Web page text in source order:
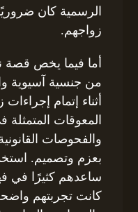
الرسمية كان
زواجهم.
أما فيما يخص قصة
من جنسية آسيوية
أثناء إتمام
المعوقات المتمثلة
والفحوصات
بعزم وتصميم.
ساعدهم كثيرًا في
كانت تجربتهم